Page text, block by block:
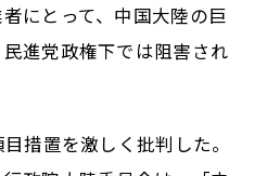
にとって、中国大陸の巨
進党政権下では阻害され
措置を激しく批判した。